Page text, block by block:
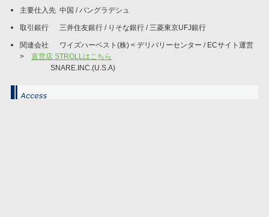
主要仕入先 中国 / バングラデシュ
取引銀行 三井住友銀行 / りそな銀行 / 三菱東京UFJ銀行
関連会社 ワイズハーベスト(株) < デリバリーセンター / ECサイト運営
>直営店 STROLLはこちら
SNARE.INC.(U.S.A)